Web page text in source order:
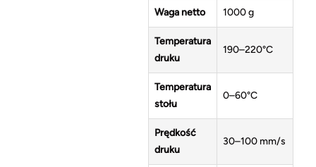
Waga netto 1000 g
Temperatura
druku
190–220°C
Temperatura
stołu
0–60°C
Prędkość
druku
30–100 mm/s